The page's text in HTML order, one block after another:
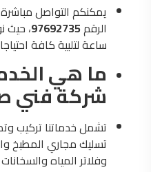
يمكنكم التواصل
الرقم97692735
ساعة لتلبية كافة
ما هي
شركة فني
تشمل خدماتنا تركيب
تسليك مجاري المطبخ
وفلاتر المياه والسخانات